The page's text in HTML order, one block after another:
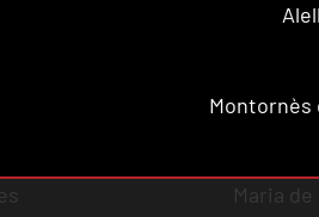
Montornès
Maria de